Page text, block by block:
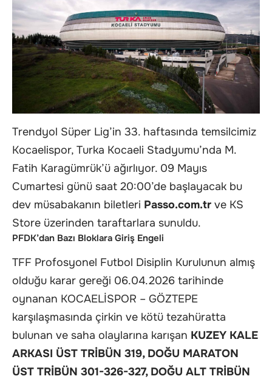
Trendyol Süper Lig’in 33. haftasında temsilcimiz
Kocaelispor, Turka Kocaeli Stadyumu’nda M.
Fatih Karagümrük’ü ağırlıyor. 09 Mayıs
Cumartesi günü saat 20:00’de başlayacak bu
dev müsabakanın biletleri Passo.com.tr ve KS
Store üzerinden taraftarlara sunuldu.
PFDK’dan Bazı Bloklara Giriş Engeli
TFF Profosyonel Futbol Disiplin Kurulunun almış
olduğu karar gereği 06.04.2026 tarihinde
oynanan KOCAELİSPOR – GÖZTEPE
karşılaşmasında çirkin ve kötü tezahüratta
bulunan ve saha olaylarına karışan KUZEY KALE
ARKASI ÜST TRİBÜN 319, DOĞU MARATON
ÜST TRİBÜN 301-326-327, DOĞU ALT TRİBÜN